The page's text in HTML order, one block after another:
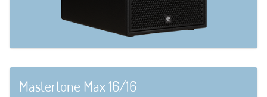
Mastertone Max 16/16